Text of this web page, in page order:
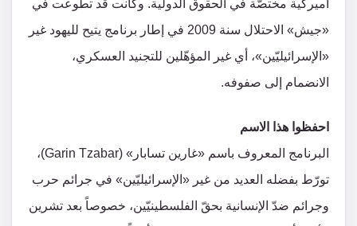
أميركية مختصّة في الحقوق الدولية. وكانت قد تطوعت في
«جيش» الاحتلال سنة 2009 في إطار برنامج يتيح لليهود غير
«الإسرائيليّين»، أي غير المؤهّلين للتجنيد العسكري،
الانضمام إلى صفوفه.
احفظوا هذا الاسم
البرنامج المعروف باسم «غارين تسابار» (Garin Tzabar)،
تورّط بفضله العديد من غير «الإسرائيليّين» في جرائم حرب
وجرائم ضدّ الإنسانية بحقّ الفلسطينيّين، خصوصاً بعد تشرين